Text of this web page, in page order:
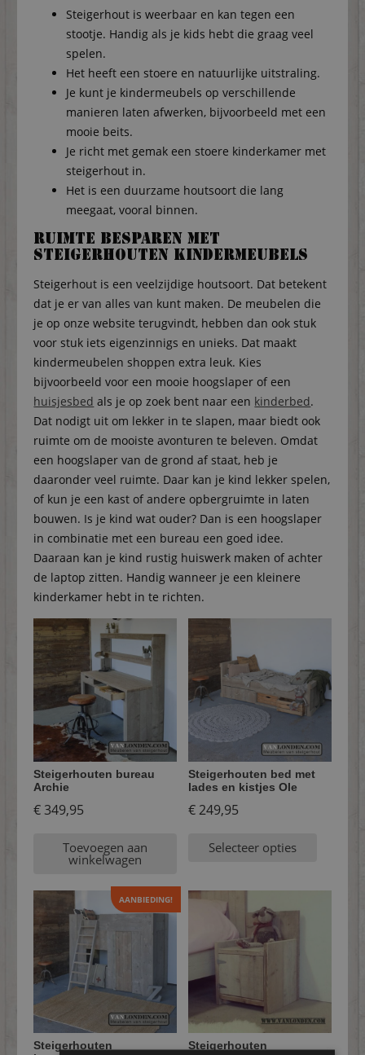
Steigerhout is weerbaar en kan tegen een
stootje. Handig als je kids hebt die graag veel
spelen.
Het heeft een stoere en natuurlijke uitstraling.
Je kunt je kindermeubels op verschillende
manieren laten afwerken, bijvoorbeeld met een
mooie beits.
Je richt met gemak een stoere kinderkamer met
steigerhout in.
Het is een duurzame houtsoort die lang
meegaat, vooral binnen.
Ruimte besparen met
steigerhouten kindermeubels
Steigerhout is een veelzijdige houtsoort. Dat betekent
dat je er van alles van kunt maken. De meubelen die
je op onze website terugvindt, hebben dan ook stuk
voor stuk iets eigenzinnigs en unieks. Dat maakt
kindermeubelen shoppen extra leuk. Kies
bijvoorbeeld voor een mooie hoogslaper of een
huisjesbed als je op zoek bent naar een kinderbed.
Dat nodigt uit om lekker in te slapen, maar biedt ook
ruimte om de mooiste avonturen te beleven. Omdat
een hoogslaper van de grond af staat, heb je
daaronder veel ruimte. Daar kan je kind lekker spelen,
of kun je een kast of andere opbergruimte in laten
bouwen. Is je kind wat ouder? Dan is een hoogslaper
in combinatie met een bureau een goed idee.
Daaraan kan je kind rustig huiswerk maken of achter
de laptop zitten. Handig wanneer je een kleinere
kinderkamer hebt in te richten.
Steigerhouten bureau
Archie
€349,95
Toevoegen aan
winkelwagen
Steigerhouten bed met
lades en kistjes Ole
€249,95
Selecteer opties
AANBIEDING!
Steigerhouten
Steigerhouten